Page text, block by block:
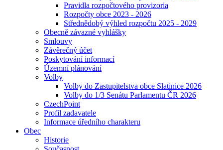
Pravidla rozpočtového provizoria
Rozpočty obce 2023 - 2026
Střednědobý výhled rozpočtu 2025 - 2029
Obecně závazné vyhlášky
Smlouvy
Závěrečný účet
Poskytování informací
Územní plánování
Volby
Volby do Zastupitelstva obce Slatinice 2026
Volby do 1/3 Senátu Parlamentu ČR 2026
CzechPoint
Profil zadavatele
Informace úředního charakteru
Obec
Historie